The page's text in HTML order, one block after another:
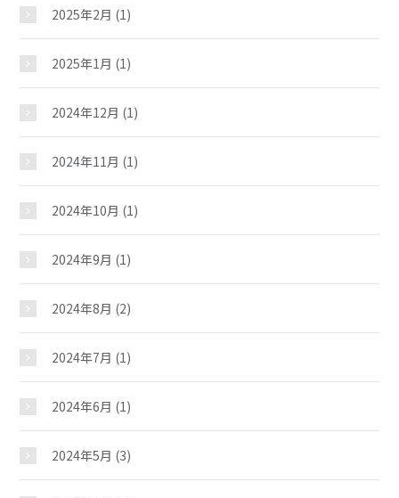
2025年2月 (1)
2025年1月 (1)
2024年12月 (1)
2024年11月 (1)
2024年10月 (1)
2024年9月 (1)
2024年8月 (2)
2024年7月 (1)
2024年6月 (1)
2024年5月 (3)